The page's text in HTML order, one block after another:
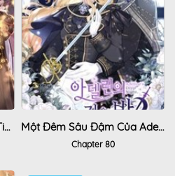
Không Biết Bệ Hạ Là Một Tiểu Cô Nương Một Đêm Sâu Đậm Của Adeline
Chapter 80